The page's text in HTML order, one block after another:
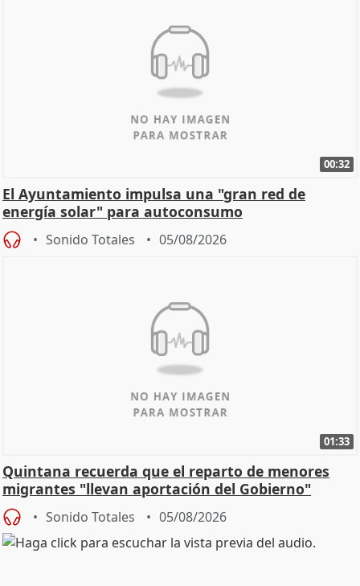
00:32
El Ayuntamiento impulsa una "gran red de
energía solar" para autoconsumo
Sonido Totales 05/08/2026
01:33
Quintana recuerda que el reparto de menores
migrantes "llevan aportación del Gobierno"
central
Sonido Totales 05/08/2026